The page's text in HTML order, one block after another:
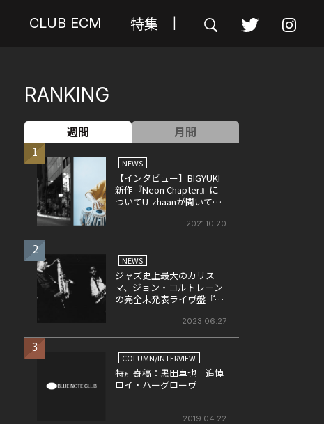
CLUB ECM 特集
RANKING
週間
月間
1
NEWS
【インタビュー】BIGYUKI
新作『Neon Chapter』に
ついてU-zhaanが聞いてみ
2021.10.20
2
NEWS
ジャズ史上最大のカリス
マ、ジョン・コルトレーン
の完全未発表ライヴ盤『ヴ
発売記念のエキシビション
＆ライヴの開催が決定！
2023.06.27
3
COLUMN/INTERVIEW
特別寄稿：黒田卓也 追悼
ロイ・ハーグローヴ
2019.04.22